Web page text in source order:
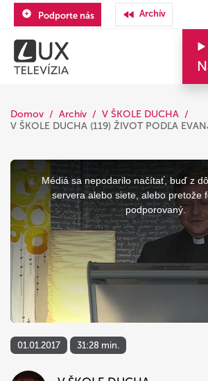
Podporte nás Archív
Domov Archív
V ŠKOLE DUCHA
V ŠKOLE DUCHA (119) ŽIVOT PODĽA
This
is
a
modal
window.
Médiá sa nepodarilo načítať, buď z
servera alebo siete, alebo pretože
podporovaný.
01.01.2017 31:28 min.